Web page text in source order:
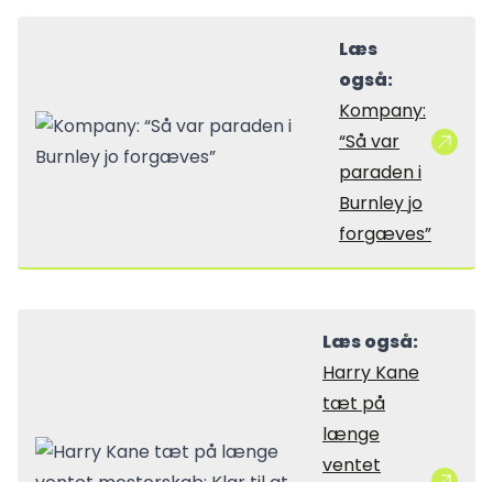
Læs
også:
Kompany:
“Så var
paraden i
Burnley jo
forgæves”
Læs også:
Harry Kane
tæt på
længe
ventet